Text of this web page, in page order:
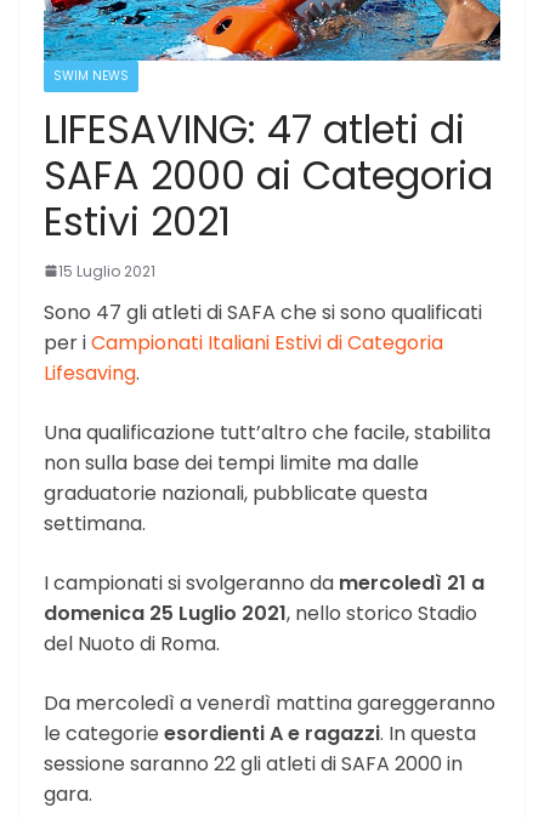
SWIM NEWS
LIFESAVING: 47 atleti di
SAFA 2000 ai Categoria
Estivi 2021
15 Luglio 2021
Sono 47 gli atleti di SAFA che si sono qualificati
per iCampionati Italiani Estivi di Categoria
Lifesaving.
Una qualificazione tutt’altro che facile, stabilita
non sulla base dei tempi limite ma dalle
graduatorie nazionali, pubblicate questa
settimana.
I campionati si svolgeranno da mercoledì 21 a
domenica 25 Luglio 2021, nello storico Stadio
del Nuoto di Roma.
Da mercoledì a venerdì mattina gareggeranno
le categorie esordienti A e ragazzi. In questa
sessione saranno 22 gli atleti di SAFA 2000 in
gara.